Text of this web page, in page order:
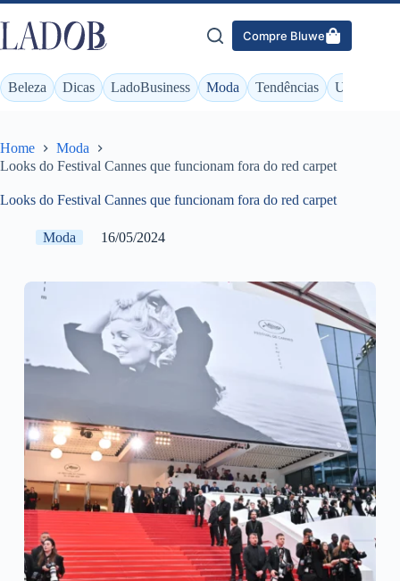
Pular
para
o
conteúdo
Compre Bluwe
Beleza Dicas LadoBusiness Moda Tendências Unhas
Home
Moda
Looks do Festival Cannes que funcionam fora do red carpet
Looks do Festival Cannes que funcionam fora do red carpet
Moda 16/05/2024